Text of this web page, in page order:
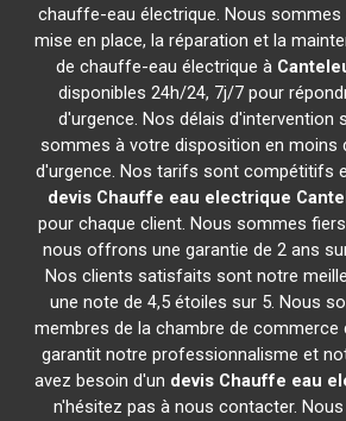
chauffe-eau électrique. Nous sommes
mise en place, la réparation et la
de chauffe-eau électrique à
disponibles 24h/24, 7j/7 pour
d'urgence. Nos délais d'intervention
sommes à votre disposition en moins
d'urgence. Nos tarifs sont compétitifs
devis Chauffe eau electrique
pour chaque client. Nous sommes
nous offrons une garantie de 2 ans
Nos clients satisfaits sont notre
une note de 4,5 étoiles sur 5. Nous
membres de la chambre de commerce
garantit notre professionnalisme et
avez besoin d'un devis Chauffe eau
n'hésitez pas à nous contacter.